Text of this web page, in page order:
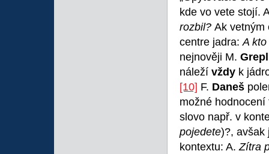
kde vo vete stojí.
rozbil? Ak vetným
centre jadra:A
nejnověji M. Grepl
náleží vždy k
[10] F. Daneš
možné
slovo např. v
pojedete)?, avšak
kontextu: A.Zítra